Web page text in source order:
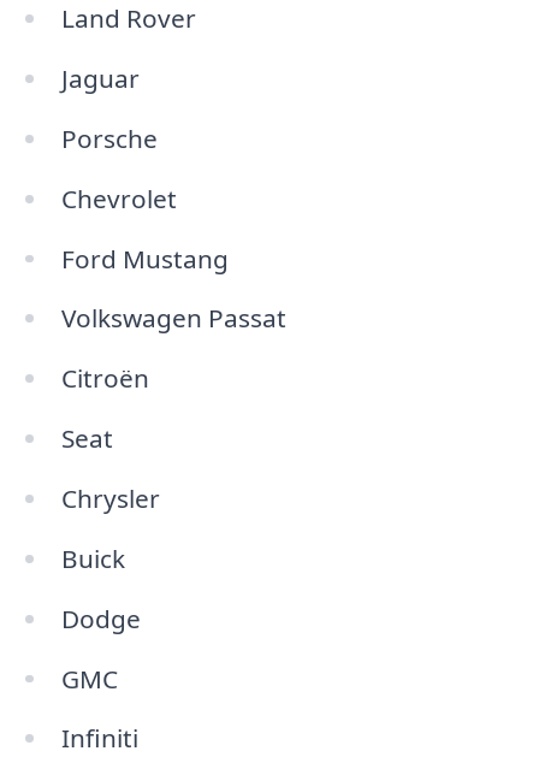
Land Rover
Jaguar
Porsche
Chevrolet
Ford Mustang
Volkswagen Passat
Citroën
Seat
Chrysler
Buick
Dodge
GMC
Infiniti